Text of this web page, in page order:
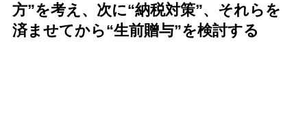
方”を考え、次に“納税対策”、それらを
済ませてから“生前贈与”を検討する